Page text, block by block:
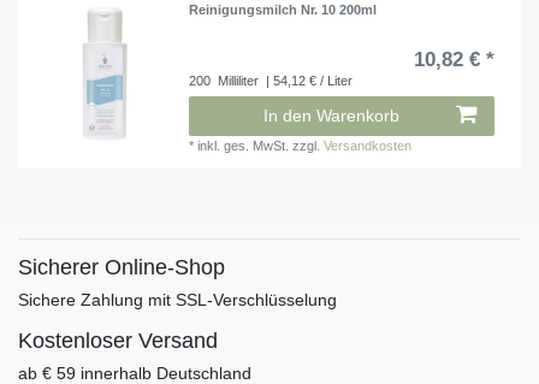
Reinigungsmilch Nr. 10 200ml
10,82 € *
200 Milliliter | 54,12 € / Liter
In den Warenkorb
*inkl. ges. MwSt. zzgl.Versandkosten
Sicherer Online-Shop
Sichere Zahlung mit SSL-Verschlüsselung
Kostenloser Versand
ab € 59 innerhalb Deutschland